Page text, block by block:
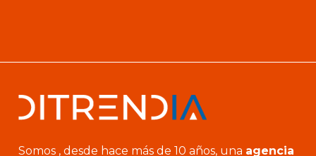
Somos , desde hace más de 10 años, una agencia